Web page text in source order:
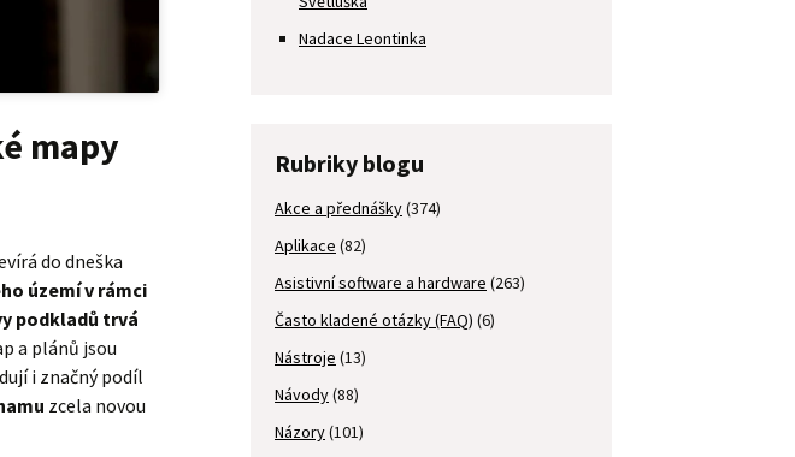
mapy
do dneška
území v rámci
podkladů trvá
a plánů jsou
i značný podíl
zcela novou
Nadace Leontinka
Rubriky blogu
Akce a přednášky(374)
Aplikace (82)
Asistivní software a hardware (263)
Často kladené otázky (FAQ) (6)
Nástroje (13)
Návody(88)
Názory(101)